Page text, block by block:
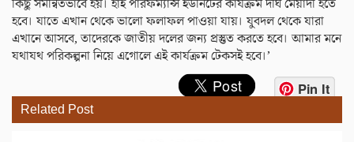
কিছু সমন্বিতভাবে হয়। হাই পারফর্ম্যান্স ইউনিটের কার্যক্রম দীর্ঘ মেয়াদী হতে
হবে। যাতে এখান থেকে ভালো ফলাফল পাওয়া যায়। যুবদল থেকে যারা
এখানে আসবে, তাদেরকে জাতীয় দলের জন্য প্রস্তুত করতে হবে। আমার মনে
যথাযথ পরিকল্পনা নিয়ে এগোলে এই কার্যক্রম টেকসই হবে।’
Pin It
Related Post